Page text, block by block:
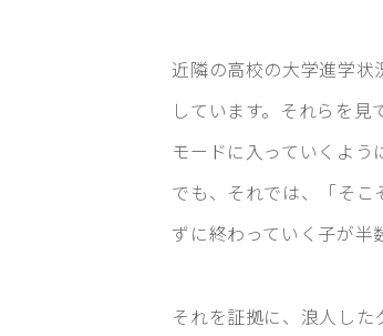
近隣の高校の大学進学
しています。それらを
モードに入っていくよう
でも、それでは、「そ
ずに終わっていく子が半
それを証拠に、浪人した